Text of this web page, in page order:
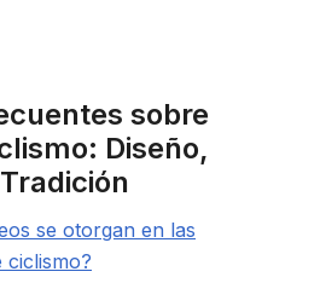
sobre
Diseño,
se otorgan en las
ciclismo?